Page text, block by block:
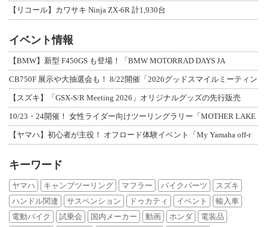
【リコール】カワサキ Ninja ZX-6R 計1,930台
イベント情報
【BMW】新型 F450GS も登場！「BMW MOTORRAD DAYS JA
CB750F 展示や大抽選会も！ 8/22開催「2026グッドスマイルミーティン
【スズキ】「GSX-S/R Meeting 2026」オリジナルグッズの先行販売
10/23・24開催！ 女性ライダー向けツーリングラリー「MOTHER LAKE
【ヤマハ】初心者が主役！ オフロード体験イベント「My Yamaha off-r
キーワード
ヤマハ キャンプツーリング マフラー バイクパーツ
スズキ
ハンドル関連
サスペンション ドゥカティ イベント
輸入車
電動バイク
試乗会 国内メーカー 動画 ホンダ
電装品